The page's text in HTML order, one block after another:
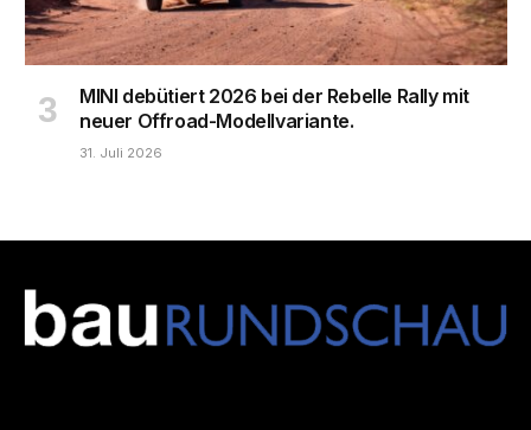
MINI debütiert 2026 bei der Rebelle Rally mit
neuer Offroad-Modellvariante.
31. Juli 2026